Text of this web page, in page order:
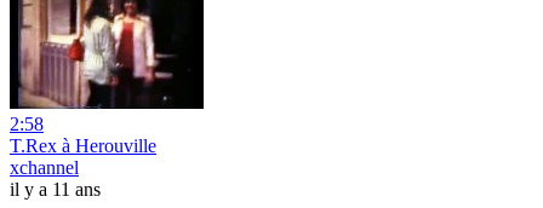
2:58
T.Rex à Herouville
xchannel
il y a 11 ans